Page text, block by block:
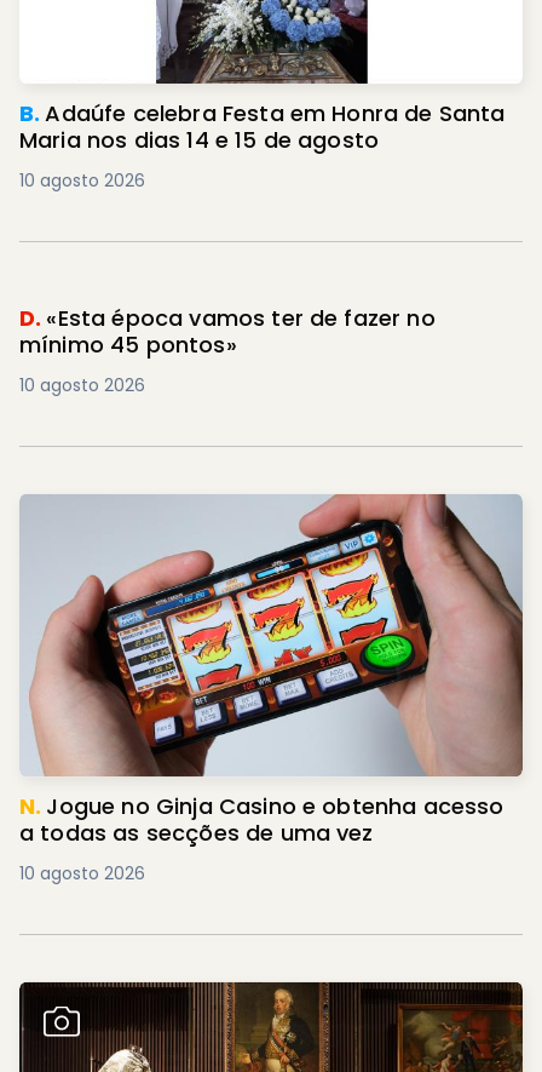
B.Adaúfe celebra Festa em Honra de Santa
Maria nos dias 14 e 15 de agosto
10 agosto 2026
D. «Esta época vamos ter de fazer no
mínimo 45 pontos»
10 agosto 2026
N. Jogue no Ginja Casino e obtenha acesso
a todas as secções de uma vez
10 agosto 2026